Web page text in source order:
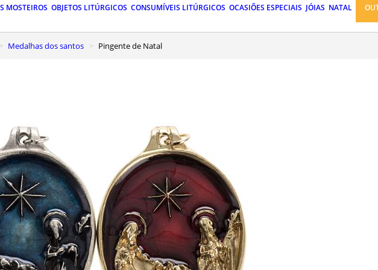
MOSTEIROS OBJETOS LITÚRGICOS CONSUMÍVEIS LITÚRGICOS OCASIÕES ESPECIAIS JÓIAS NATAL
Medalhas dos santos Pingente de Natal